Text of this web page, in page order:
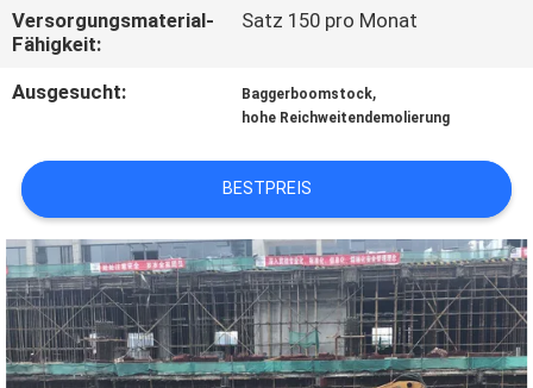
NEUIGKEITEN
BITTE UM
ANGEBOT
SEITENVERZEICHNIS
DATENSCHUTZ-
BESTIMMUNGEN
Versorgungsmaterial-
Fähigkeit:
Satz 150 pro Monat
Ausgesucht: Baggerboomstock,
hohe Reichweitendemolierung
BESTPREIS